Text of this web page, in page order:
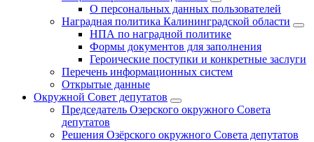
О персональных данных пользователей
Наградная политика Калининградской области
НПА по наградной политике
Формы документов для заполнения
Героические поступки и конкретные заслуги
Перечень информационных систем
Открытые данные
Окружной Совет депутатов
Председатель Озерского окружного Совета
депутатов
Решения Озёрского окружного Совета депутатов